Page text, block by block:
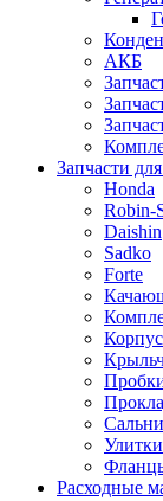
АКБ
Запчасти
Honda
Robin-
Daishin
Sadko
Forte
Улитки
Расходные